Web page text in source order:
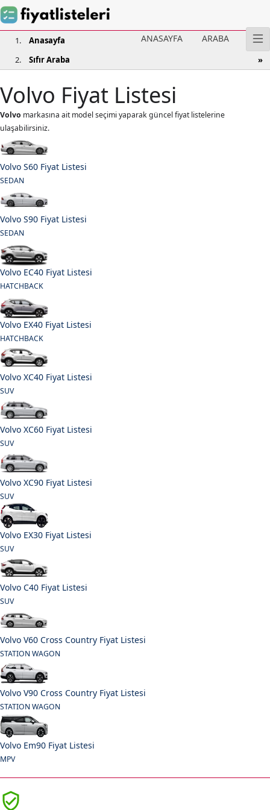
ANASAYFA ARABA
Anasayfa
Sıfır Araba
Volvo Fiyat Listesi
Volvo markasına ait model seçimi yaparak güncel fiyat listelerine
ulaşabilirsiniz.
Volvo S60 Fiyat Listesi
SEDAN
Volvo S90 Fiyat Listesi
SEDAN
Volvo EC40 Fiyat Listesi
HATCHBACK
Volvo EX40 Fiyat Listesi
HATCHBACK
Volvo XC40 Fiyat Listesi
SUV
Volvo XC60 Fiyat Listesi
SUV
Volvo XC90 Fiyat Listesi
SUV
Volvo EX30 Fiyat Listesi
SUV
Volvo C40 Fiyat Listesi
SUV
Volvo V60 Cross Country Fiyat Listesi
STATION WAGON
Volvo V90 Cross Country Fiyat Listesi
STATION WAGON
Volvo Em90 Fiyat Listesi
MPV